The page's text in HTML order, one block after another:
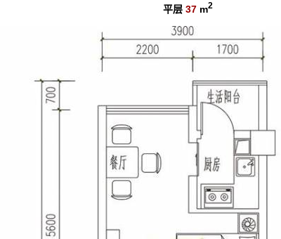
平层 37m2